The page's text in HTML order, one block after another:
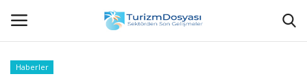
Haberler